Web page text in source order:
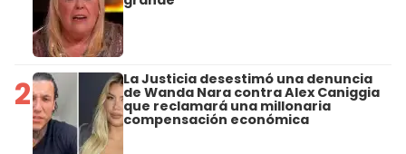
2 La Justicia desestimó una denuncia
de Wanda Nara contra Alex Caniggia
que reclamará una millonaria
compensación económica